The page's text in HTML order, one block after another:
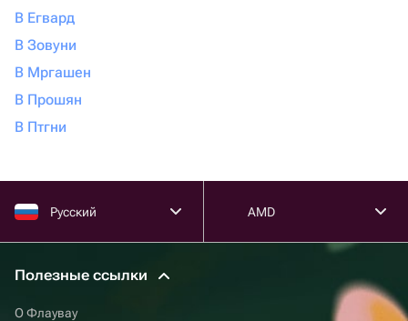
В Егвард
В Зовуни
В Мргашен
В Прошян
В Птгни
Русский AMD
Полезные ссылки
О Флаувау